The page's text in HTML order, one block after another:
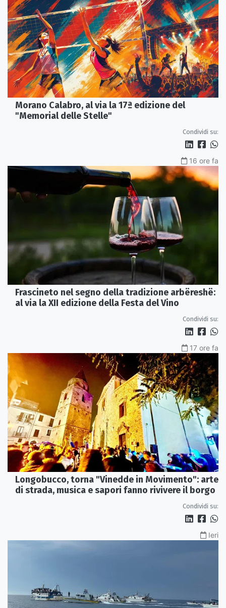
Morano Calabro, al via la 17ª edizione del
"Memorial delle Stelle"
Condividi su:
16 ore fa
Frascineto nel segno della tradizione arbëreshë:
al via la XII edizione della Festa del Vino
Condividi su:
17 ore fa
Longobucco, torna "Vinedde in Movimento": arte
di strada, musica e sapori fanno rivivere il borgo
Condividi su:
Ieri